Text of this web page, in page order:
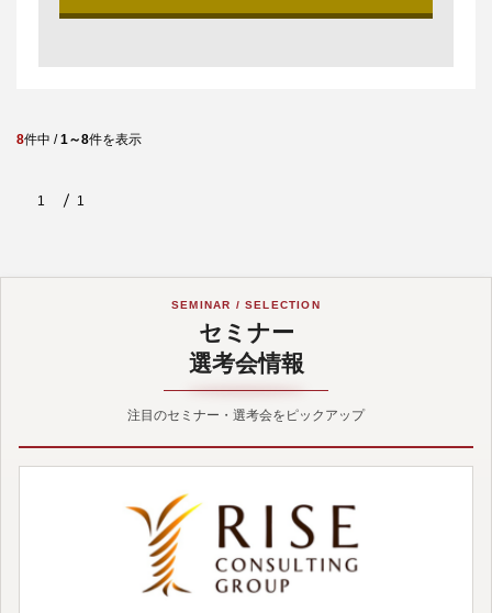
8件中 /1～8件を表示
1 1
SEMINAR / SELECTION
セミナー
選考会情報
注目のセミナー・選考会をピックアップ